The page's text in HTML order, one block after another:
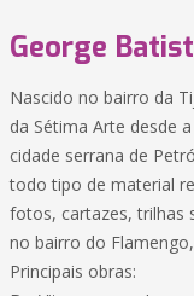
George
Nascido no bairro da
da Sétima Arte desde
cidade serrana de
todo tipo de material
fotos, cartazes, trilhas
no bairro do
Principais obras: